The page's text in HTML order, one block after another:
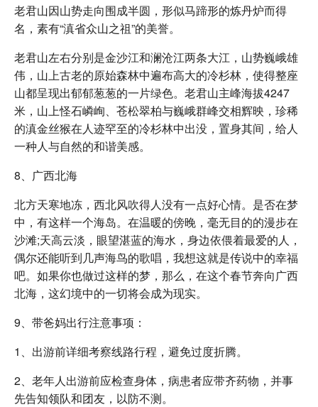
老君山因山势走向围成半圆，形似马蹄形的炼丹炉而得
名，素有“滇省众山之祖”的美誉。
老君山左右分别是金沙江和澜沧江两条大江，山势巍峨雄
伟，山上古老的原始森林中遍布高大的冷杉林，使得整座
山都呈现出郁郁葱葱的一片绿色。老君山主峰海拔4247
米，山上怪石嶙峋、苍松翠柏与巍峨群峰交相辉映，珍稀
的滇金丝猴在人迹罕至的冷杉林中出没，置身其间，给人
一种人与自然的和谐美感。
8、广西北海
北方天寒地冻，西北风吹得人没有一点好心情。是否在梦
中，有这样一个海岛。在温暖的傍晚，毫无目的的漫步在
沙滩;天高云淡，眼望湛蓝的海水，身边依偎着最爱的人，
偶尔还能听到几声海鸟的歌唱，我想这就是传说中的幸福
吧。如果你也做过这样的梦，那么，在这个春节奔向广西
北海，这幻境中的一切将会成为现实。
9、带爸妈出行注意事项：
1、出游前详细考察线路行程，避免过度折腾。
2、老年人出游前应检查身体，病患者应带齐药物，并事
先告知领队和团友，以防不测。